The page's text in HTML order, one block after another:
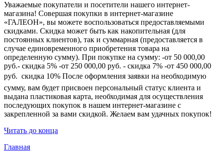
Уважаемые покупатели и посетители нашего интернет-
магазина! Совершая покупки в интернет-магазине
«ГАЛЕОН», вы можете воспользоваться предоставляемыми
скидками. Скидка может быть как накопительная (для
постоянных клиентов), так и суммарная (предоставляется в
случае единовременного приобретения товара на
определенную сумму). При покупке на сумму: -от 50 000,00
руб.- скидка 5% -от 250 000,00 руб. - скидка 7% -от 450 000,00
руб.  скидка 10% После оформления заявки на необходимую
сумму, вам будет присвоен персональный статус клиента и
выдана пластиковая карта, необходимая для осуществления
последующих покупок в нашем интернет-магазине с
закрепленной за вами скидкой. Желаем вам удачных покупок!
Читать до конца
Главная